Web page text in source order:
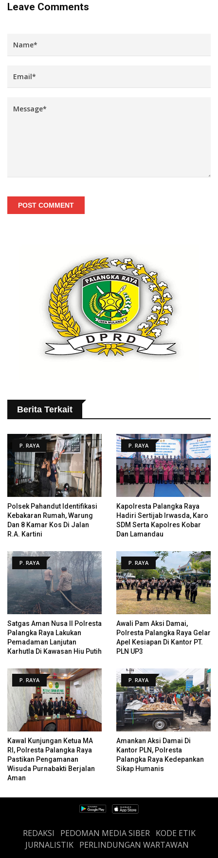
Leave Comments
POST COMMENT
Berita Terkait
P. RAYA
Polsek Pahandut Identifikasi
Kebakaran Rumah, Warung
Dan 8 Kamar Kos Di Jalan
R.A. Kartini
P. RAYA
Kapolresta Palangka Raya
Hadiri Sertijab Irwasda, Karo
SDM Serta Kapolres Kobar
Dan Lamandau
P. RAYA
Satgas Aman Nusa II Polresta
Palangka Raya Lakukan
Pemadaman Lanjutan
Karhutla Di Kawasan Hiu Putih
P. RAYA
Awali Pam Aksi Damai,
Polresta Palangka Raya Gelar
Apel Kesiapan Di Kantor PT.
PLN UP3
P. RAYA
Kawal Kunjungan Ketua MA
RI, Polresta Palangka Raya
Pastikan Pengamanan
Wisuda Purnabakti Berjalan
Aman
P. RAYA
Amankan Aksi Damai Di
Kantor PLN, Polresta
Palangka Raya Kedepankan
Sikap Humanis
REDAKSI PEDOMAN MEDIA SIBER
KODE ETIK
JURNALISTIK PERLINDUNGAN WARTAWAN